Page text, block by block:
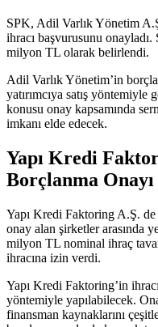
SPK, Adil Varlık Yönetim
ihracı başvurusunu
milyon TL olarak belirlendi.
Adil Varlık Yönetim’in
yatırımcıya satış
konusu onay kapsamında
imkanı elde edecek.
Yapı Kredi
Borçlanma Onayı
Yapı Kredi Faktoring A.Ş. de
onay alan şirketler arasında
milyon TL nominal ihraç
ihracına izin verdi.
Yapı Kredi Faktoring’in
yöntemiyle yapılabilecek.
finansman kaynaklarını